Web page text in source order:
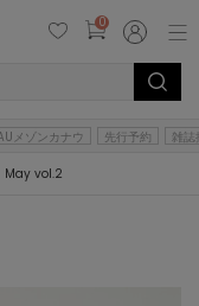
0
メゾンカナウ 先行予約 雑誌
May vol.2